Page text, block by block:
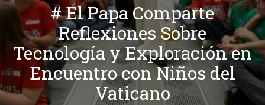
# El Papa Comparte
Reflexiones Sobre
Tecnología y Exploración en
Encuentro con Niños del
Vaticano